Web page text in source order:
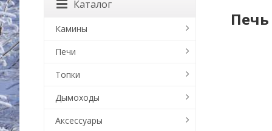
Каталог
Камины
Печи
Топки
Дымоходы
Аксессуары